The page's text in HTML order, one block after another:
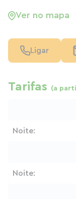
Ver no mapa
Ligar
Tarifas (a
Noite:
Noite: